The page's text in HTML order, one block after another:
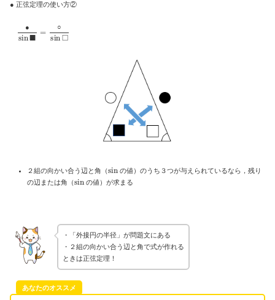
● 正弦定理の使い方②
sin □
２組の向かい合う辺と角（ sin
の値）のうち３つが与えられているなら，残り
の辺または角（ sin の値）が求まる
・「外接円の半径」が問題文にある
・２組の向かい合う辺と角で式が作れる
ときは正弦定理！
あなたのオススメ